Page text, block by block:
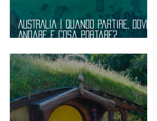
AUSTRALIA | Quando Partire, Dove
Andare e Cosa Portare?